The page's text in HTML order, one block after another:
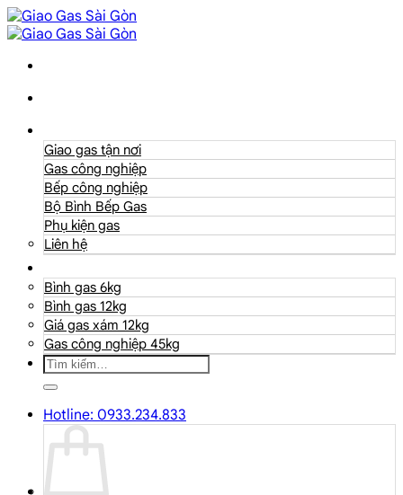
Giao gas tận nơi
Gas công nghiệp
Bếp công nghiệp
Bộ Bình Bếp Gas
Phụ kiện gas
Liên hệ
Bình gas 6kg
Bình gas 12kg
Giá gas xám 12kg
Gas công nghiệp 45kg
Tìm
kiếm:
Hotline: 0933.234.833